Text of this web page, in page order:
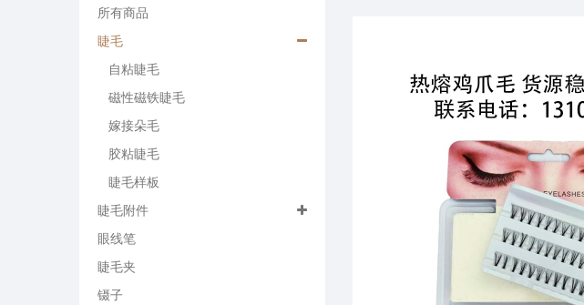
所有商品
睫毛
自粘睫毛
磁性磁铁睫毛
嫁接朵毛
胶粘睫毛
睫毛样板
睫毛附件
眼线笔
睫毛夹
镊子